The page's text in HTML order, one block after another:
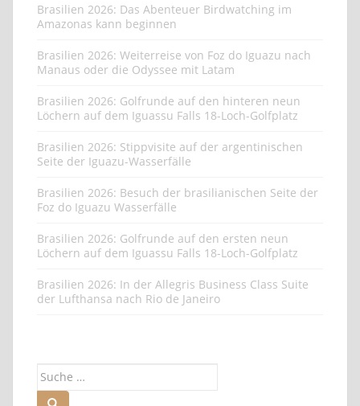
Brasilien 2026: Das Abenteuer Birdwatching im
Amazonas kann beginnen
Brasilien 2026: Weiterreise von Foz do Iguazu nach
Manaus oder die Odyssee mit Latam
Brasilien 2026: Golfrunde auf den hinteren neun
Löchern auf dem Iguassu Falls 18-Loch-Golfplatz
Brasilien 2026: Stippvisite auf der argentinischen
Seite der Iguazu-Wasserfälle
Brasilien 2026: Besuch der brasilianischen Seite der
Foz do Iguazu Wasserfälle
Brasilien 2026: Golfrunde auf den ersten neun
Löchern auf dem Iguassu Falls 18-Loch-Golfplatz
Brasilien 2026: In der Allegris Business Class Suite
der Lufthansa nach Rio de Janeiro